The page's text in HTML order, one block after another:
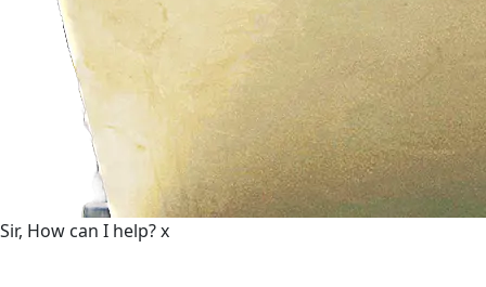
Sir, How can I help?x